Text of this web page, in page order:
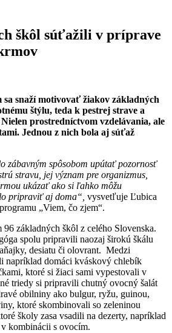
škôl súťažili v príprave
sa snaží motivovať žiakov základných
štýlu, teda k pestrej strave a
prostredníctvom vzdelávania, ale
Jednou z nich bola aj súťaž
zábavným spôsobom upútať pozornosť
stravu, jej význam pre organizmus,
ukázať ako si ľahko môžu
pripraviť aj doma“, vysvetľuje Ľubica
„Viem, čo zjem“.
základných škôl z celého Slovenska.
spolu pripravili naozaj širokú škálu
desiatu či olovrant. Medzi
napríklad domáci kváskový chlebík
ktoré si žiaci sami vypestovali v
triedy si pripravili chutný ovocný šalát
obilniny ako bulgur, ryžu, guinou,
ktoré skombinovali so zeleninou
školy zasa vsadili na dezerty, napríklad
kombinácii s ovocím.